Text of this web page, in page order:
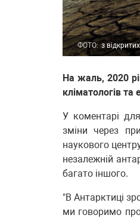
ФОТО: з
На жаль, 2020
кліматологів та
У коментарі
зміни через
наукового
незалежній
багато іншого.
"В Антарктиці
ми говоримо